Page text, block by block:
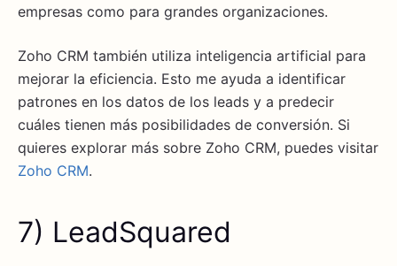
empresas como para grandes organizaciones.
Zoho CRM también utiliza inteligencia artificial para
mejorar la eficiencia. Esto me ayuda a identificar
patrones en los datos de los leads y a predecir
cuáles tienen más posibilidades de conversión. Si
quieres explorar más sobre Zoho CRM, puedes visitar
Zoho CRM.
7) LeadSquared